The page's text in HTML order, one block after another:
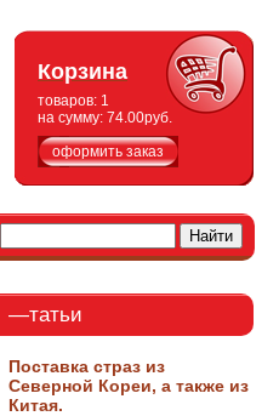
Корзина
товаров: 1
на сумму: 74.00руб.
оформить заказ
—татьи
Поставка страз из
Северной Кореи, а также из
Китая.